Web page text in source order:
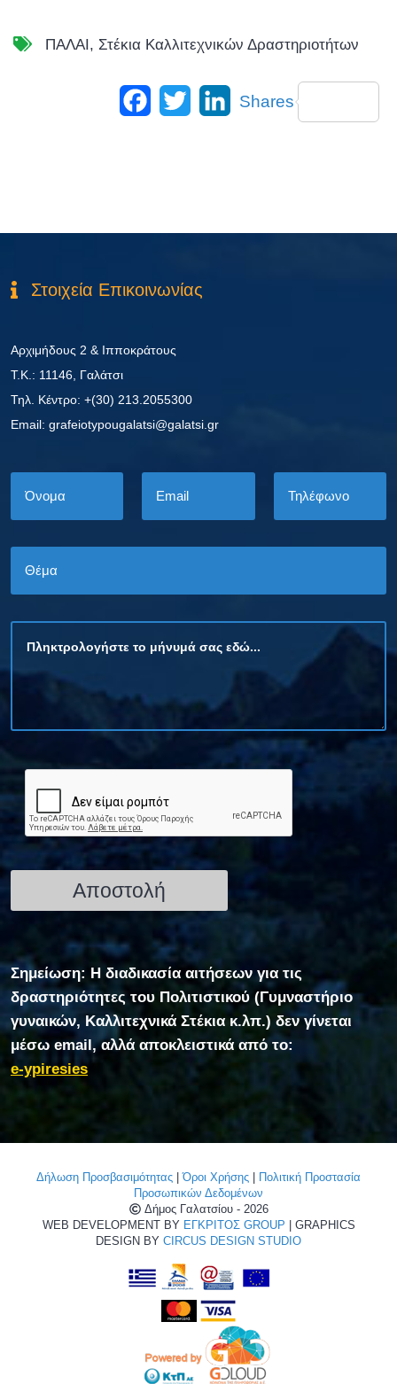
ΠΑΛΑΙ, Στέκια Καλλιτεχνικών Δραστηριοτήτων
Facebook
Twitter LinkedIn
Shares
Στοιχεία Επικοινωνίας
Αρχιμήδους 2 & Ιπποκράτους
Τ.Κ.: 11146, Γαλάτσι
Τηλ. Κέντρο: +(30) 213.2055300
Εmail: grafeiotypougalatsi@galatsi.gr
Σημείωση: Η διαδικασία αιτήσεων για τις
δραστηριότητες του Πολιτιστικού (Γυμναστήριο
γυναικών, Καλλιτεχνικά Στέκια κ.λπ.) δεν γίνεται
μέσω email, αλλά αποκλειστικά από το:
e-ypiresies
Δήλωση Προσβασιμότητας |Όροι Χρήσης
Πολιτική Προστασία
Προσωπικών Δεδομένων
Δήμος Γαλατσίου - 2026
WEB DEVELOPMENT BY ΕΓΚΡΙΤΟΣ GROUP | GRAPHICS
DESIGN BY CIRCUS DESIGN STUDIO